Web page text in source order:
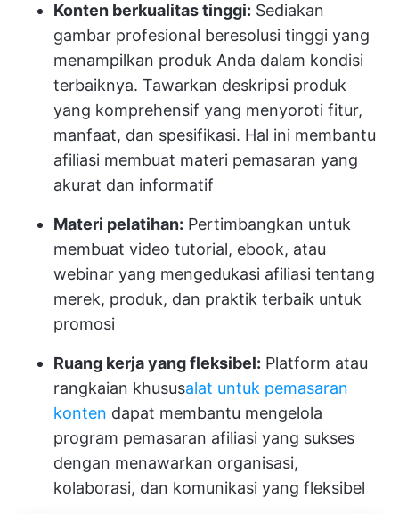
Konten berkualitas tinggi: Sediakan
gambar profesional beresolusi tinggi yang
menampilkan produk Anda dalam kondisi
terbaiknya. Tawarkan deskripsi produk
yang komprehensif yang menyoroti fitur,
manfaat, dan spesifikasi. Hal ini membantu
afiliasi membuat materi pemasaran yang
akurat dan informatif
Materi pelatihan: Pertimbangkan untuk
membuat video tutorial, ebook, atau
webinar yang mengedukasi afiliasi tentang
merek, produk, dan praktik terbaik untuk
promosi
Ruang kerja yang fleksibel: Platform atau
rangkaian khususalat untuk pemasaran
konten dapat membantu mengelola
program pemasaran afiliasi yang sukses
dengan menawarkan organisasi,
kolaborasi, dan komunikasi yang fleksibel